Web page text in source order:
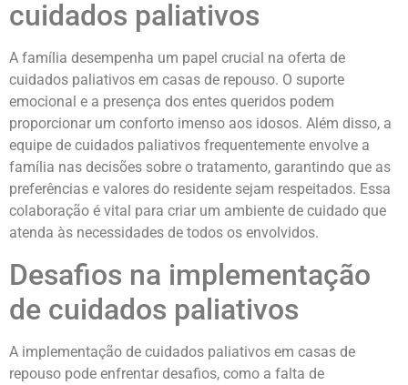
cuidados paliativos
A família desempenha um papel crucial na oferta de
cuidados paliativos em casas de repouso. O suporte
emocional e a presença dos entes queridos podem
proporcionar um conforto imenso aos idosos. Além disso, a
equipe de cuidados paliativos frequentemente envolve a
família nas decisões sobre o tratamento, garantindo que as
preferências e valores do residente sejam respeitados. Essa
colaboração é vital para criar um ambiente de cuidado que
atenda às necessidades de todos os envolvidos.
Desafios na implementação
de cuidados paliativos
A implementação de cuidados paliativos em casas de
repouso pode enfrentar desafios, como a falta de